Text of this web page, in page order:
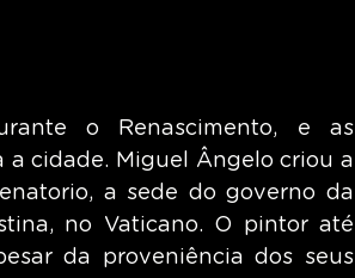
o Renascimento, e as
a cidade. Miguel Ângelo criou a
a sede do governo da
no Vaticano. O pintor até
da proveniência dos seus